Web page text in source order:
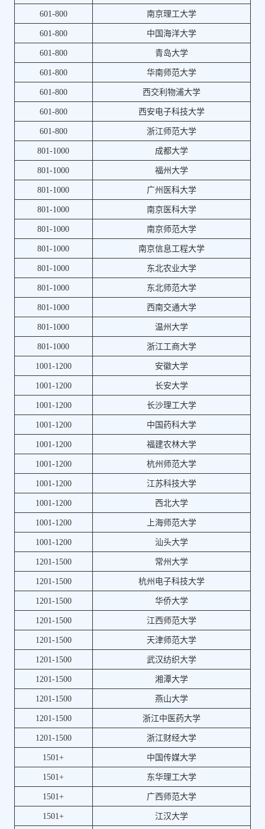
601-800
南京理工大学
601-800
中国海洋大学
601-800
青岛大学
601-800
华南师范大学
601-800
西交利物浦大学
601-800
西安电子科技大学
601-800
浙江师范大学
801-1000
成都大学
801-1000
福州大学
801-1000
广州医科大学
801-1000
南京医科大学
801-1000
南京师范大学
801-1000
南京信息工程大学
801-1000
东北农业大学
801-1000
东北师范大学
801-1000
西南交通大学
801-1000
温州大学
801-1000
浙江工商大学
1001-1200
安徽大学
1001-1200
长安大学
1001-1200
长沙理工大学
1001-1200
中国药科大学
1001-1200
福建农林大学
1001-1200
杭州师范大学
1001-1200
江苏科技大学
1001-1200
西北大学
1001-1200
上海师范大学
1001-1200
汕头大学
1201-1500
常州大学
1201-1500
杭州电子科技大学
1201-1500
华侨大学
1201-1500
江西师范大学
1201-1500
天津师范大学
1201-1500
武汉纺织大学
1201-1500
湘潭大学
1201-1500
燕山大学
1201-1500
浙江中医药大学
1201-1500
浙江财经大学
1501+
中国传媒大学
1501+
东华理工大学
1501+
广西师范大学
1501+
江汉大学